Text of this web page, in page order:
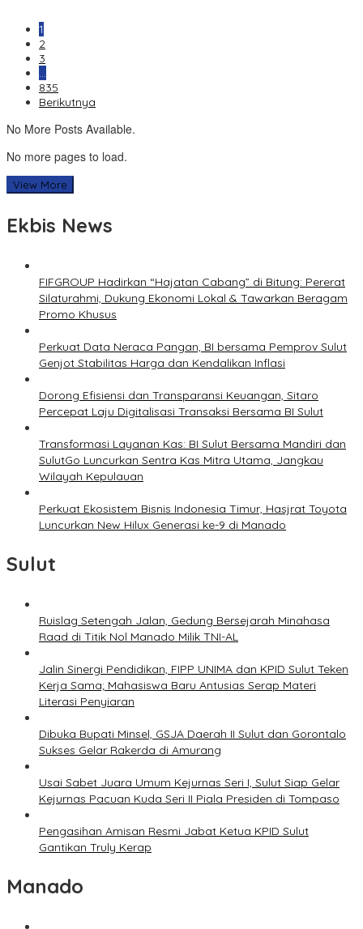
1
2
3
…
835
Berikutnya
No More Posts Available.
No more pages to load.
View More
Ekbis News
FIFGROUP Hadirkan “Hajatan Cabang” di Bitung: Pererat
Silaturahmi, Dukung Ekonomi Lokal & Tawarkan Beragam
Promo Khusus
Perkuat Data Neraca Pangan, BI bersama Pemprov Sulut
Genjot Stabilitas Harga dan Kendalikan Inflasi
Dorong Efisiensi dan Transparansi Keuangan, Sitaro
Percepat Laju Digitalisasi Transaksi Bersama BI Sulut
Transformasi Layanan Kas: BI Sulut Bersama Mandiri dan
SulutGo Luncurkan Sentra Kas Mitra Utama, Jangkau
Wilayah Kepulauan
Perkuat Ekosistem Bisnis Indonesia Timur, Hasjrat Toyota
Luncurkan New Hilux Generasi ke-9 di Manado
Sulut
Ruislag Setengah Jalan, Gedung Bersejarah Minahasa
Raad di Titik Nol Manado Milik TNI-AL
Jalin Sinergi Pendidikan, FIPP UNIMA dan KPID Sulut Teken
Kerja Sama; Mahasiswa Baru Antusias Serap Materi
Literasi Penyiaran
Dibuka Bupati Minsel, GSJA Daerah II Sulut dan Gorontalo
Sukses Gelar Rakerda di Amurang
Usai Sabet Juara Umum Kejurnas Seri I, Sulut Siap Gelar
Kejurnas Pacuan Kuda Seri II Piala Presiden di Tompaso
Pengasihan Amisan Resmi Jabat Ketua KPID Sulut
Gantikan Truly Kerap
Manado